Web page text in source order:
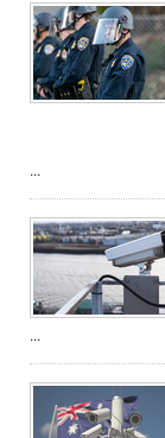
...
...